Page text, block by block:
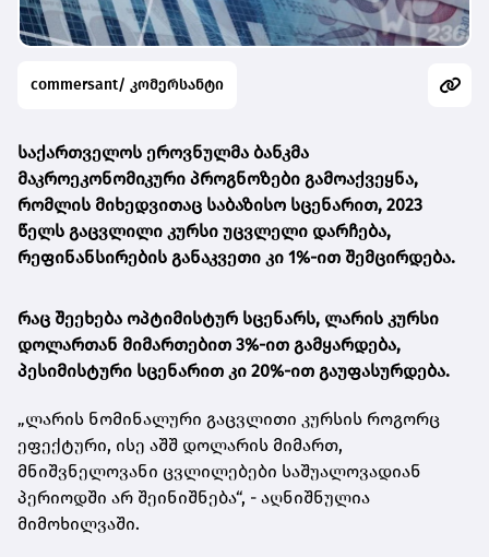
commersant/ კომერსანტი
საქართველოს ეროვნულმა ბანკმა
მაკროეკონომიკური პროგნოზები გამოაქვეყნა,
რომლის მიხედვითაც საბაზისო სცენარით, 2023
წელს გაცვლილი კურსი უცვლელი დარჩება,
რეფინანსირების განაკვეთი კი 1%-ით შემცირდება.
რაც შეეხება ოპტიმისტურ სცენარს, ლარის კურსი
დოლართან მიმართებით 3%-ით გამყარდება,
პესიმისტური სცენარით კი 20%-ით გაუფასურდება.
„ლარის ნომინალური გაცვლითი კურსის როგორც
ეფექტური, ისე აშშ დოლარის მიმართ,
მნიშვნელოვანი ცვლილებები საშუალოვადიან
პერიოდში არ შეინიშნება“, - აღნიშნულია
მიმოხილვაში.